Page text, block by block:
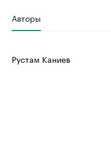
Авторы
Рустам Каниев